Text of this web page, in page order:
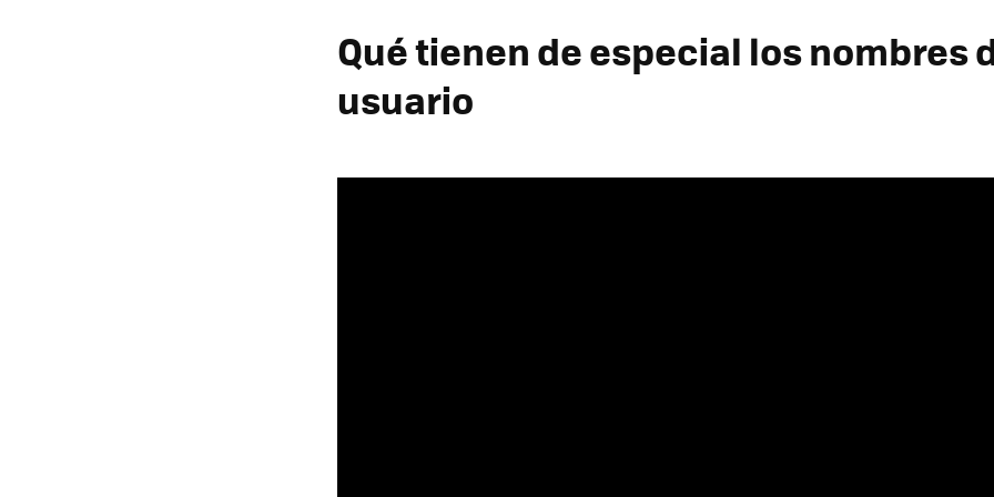
Qué tienen de especial los nombres
usuario